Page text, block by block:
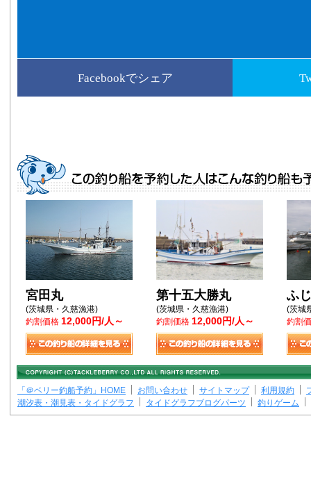
Facebookでシェア
宮田丸
(茨城県・久慈漁港)
釣割価格 12,000円/人～
第十五大勝丸
(茨城県・久慈漁港)
釣割価格 12,000円/人～
ふ
(茨城
釣割
「＠ベリー釣船予約」HOME お問い合わせ サイトマップ 利用規約
潮汐表・潮見表・タイドグラフ
タイドグラフブログパーツ 釣りゲーム